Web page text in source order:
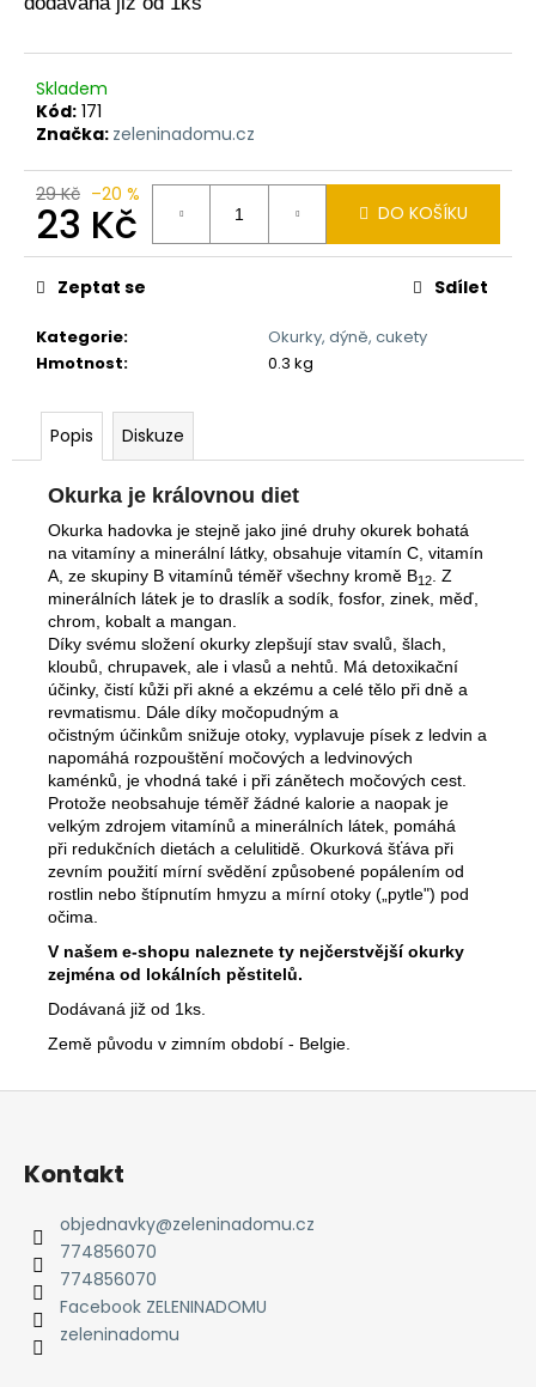
Skladem
Kód: 171
Značka: zeleninadomu.cz
29 Kč –20 %
23 Kč
Měrná
cena:
DO KOŠÍKU
Kategorie:
Okurky, dýně, cukety
Hmotnost: 0.3 kg
Zeptat se Sdílet
Popis Diskuze
Okurka je královnou diet
Okurka hadovka je stejně jako jiné druhy okurek bohatá
na vitamíny a minerální látky, obsahuje vitamín C, vitamín
A, ze skupiny B vitamínů téměř všechny kromě B12. Z
minerálních látek je to draslík a sodík, fosfor, zinek, měď,
chrom, kobalt a mangan.
Díky svému složení okurky zlepšují stav svalů, šlach,
kloubů, chrupavek, ale i vlasů a nehtů. Má detoxikační
účinky, čistí kůži při akné a ekzému a celé tělo při dně a
revmatismu. Dále díky močopudným a
očistným účinkům snižuje otoky, vyplavuje písek z ledvin a
napomáhá rozpouštění močových a ledvinových
kaménků, je vhodná také i při zánětech močových cest.
Protože neobsahuje téměř žádné kalorie a naopak je
velkým zdrojem vitamínů a minerálních látek, pomáhá
při redukčních dietách a celulitidě. Okurková šťáva při
zevním použití mírní svědění způsobené popálením od
rostlin nebo štípnutím hmyzu a mírní otoky („pytle") pod
očima.
V našem e-shopu naleznete ty nejčerstvější okurky
zejména od lokálních pěstitelů.
Dodávaná již od 1ks.
Země původu v zimním období - Belgie.
j
o
Kontakt
objednavky@zeleninadomu.cz
774856070
774856070
Facebook ZELENINADOMU
zeleninadomu